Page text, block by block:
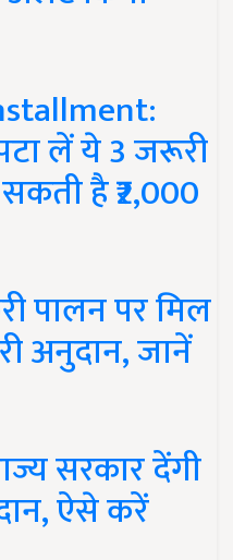
लें ये 3 जरूरी
है ₹2,000
पालन पर मिल
अनुदान, जानें
सरकार देंगी
ऐसे करें